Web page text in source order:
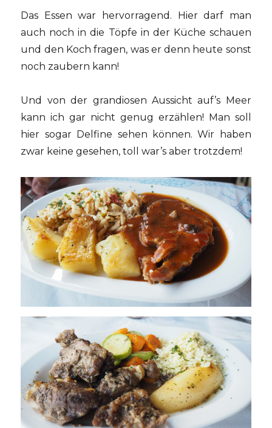
Das Essen war hervorragend. Hier darf man
auch noch in die Töpfe in der Küche schauen
und den Koch fragen, was er denn heute sonst
noch zaubern kann!
Und von der grandiosen Aussicht auf’s Meer
kann ich gar nicht genug erzählen! Man soll
hier sogar Delfine sehen können. Wir haben
zwar keine gesehen, toll war’s aber trotzdem!